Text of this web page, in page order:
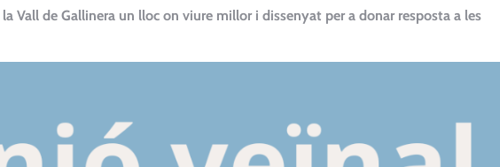
la Vall de Gallinera un lloc on viure millor i dissenyat per a donar resposta a les